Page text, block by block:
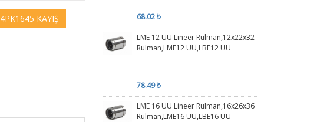
4PK1645 KAYIŞ
68.02 ₺
LME 12 UU Lineer Rulman,12x22x32
Rulman,LME12 UU,LBE12 UU
78.49 ₺
LME 16 UU Lineer Rulman,16x26x36
Rulman,LME16 UU,LBE16 UU